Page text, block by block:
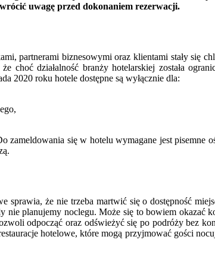
uwagę przed dokonaniem rezerwacji.
partnerami biznesowymi oraz klientami stały się
choć działalność branży hotelarskiej została
2020 roku hotele dostępne są wyłącznie dla:
zameldowania się w hotelu wymagane jest pisemne
sprawia, że nie trzeba martwić się o dostępność
planujemy noclegu. Może się to bowiem okazać
odpocząć oraz odświeżyć się po podróży bez
hotelowe, które mogą przyjmować gości